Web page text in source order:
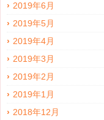
2019年6月
2019年5月
2019年4月
2019年3月
2019年2月
2019年1月
2018年12月